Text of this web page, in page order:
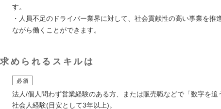
す。
・人員不足のドライバー業界に対して、社会貢献性の高い事業を推
ながら働くことができます。
求められるスキルは
必須
法人/個人問わず営業経験のある方、または販売職などで「数字を追
社会人経験(目安として3年以上)。